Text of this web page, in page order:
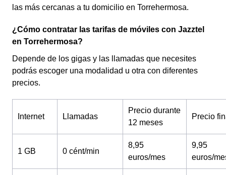
las más cercanas a tu domicilio en Torrehermosa.
¿Cómo contratar las tarifas de móviles con Jazztel
en Torrehermosa?
Depende de los gigas y las llamadas que necesites
podrás escoger una modalidad u otra con diferentes
precios.
Internet Llamadas
Precio durante
12 meses
Precio
1 GB 0 cént/min
8,95
euros/mes
9,95
euros/